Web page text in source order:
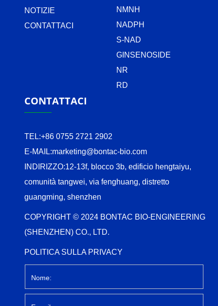
NOTIZIE
CONTATTACI
NMNH
NADPH
S-NAD
GINSENOSIDE
NR
RD
CONTATTACI
TEL:+86 0755 2721 2902
E-MAIL:marketing@bontac-bio.com
INDIRIZZO:12-13f, blocco 3b, edificio hengtaiyu,
comunità tangwei, via fenghuang, distretto
guangming, shenzhen
COPYRIGHT © 2024 BONTAC BIO-ENGINEERING
(SHENZHEN) CO., LTD.
POLITICA SULLA PRIVACY